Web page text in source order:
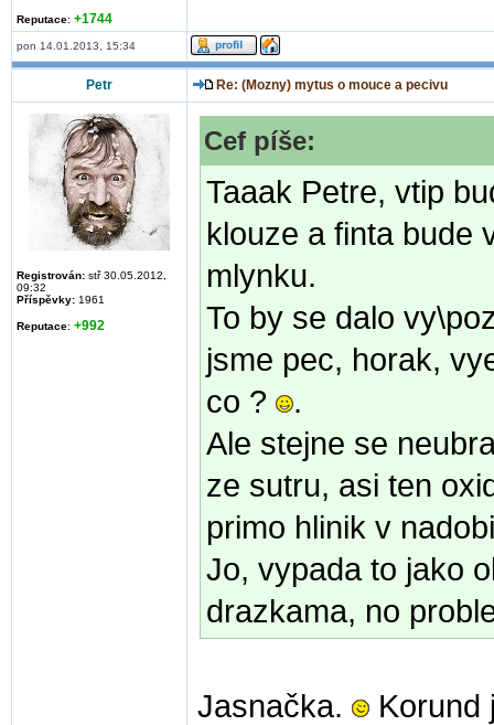
Reputace: +1744
pon 14.01.2013, 15:34
Petr Re: (Mozny) mytus o mouce a pecivu
Registrován: stř 30.05.2012,
09:32
Příspěvky: 1961
Reputace: +992
Cef píše:
Taaak Petre, vtip
klouze a finta bude
mlynku.
To by se dalo
jsme pec, horak,
co ?
.
Ale stejne se
ze sutru, asi ten
primo hlinik v
Jo, vypada to jako
drazkama, no
Jasnačka.
Korund